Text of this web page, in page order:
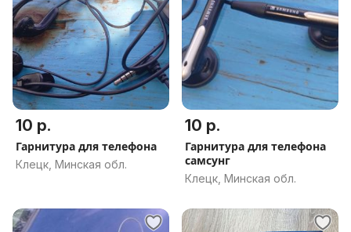
10 р.
Гарнитура для телефона
Клецк, Минская обл.
10 р.
Гарнитура для телефона
самсунг
Клецк, Минская обл.